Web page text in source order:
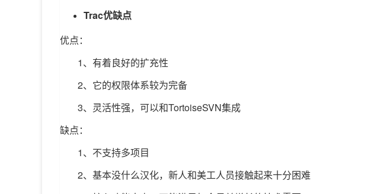
Trac优缺点
优点：
1、有着良好的扩充性
2、它的权限体系较为完备
3、灵活性强，可以和TortoiseSVN集成
缺点：
1、不支持多项目
2、基本没什么汉化，新人和美工人员接触起来十分困难